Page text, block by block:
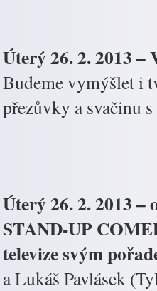
Úterý 26. 2. 2013
Budeme vymýšlet i
přezůvky a svačinu
Úterý 26. 2. 2013
STAND-UP
televize svým
a Lukáš Pavlásek